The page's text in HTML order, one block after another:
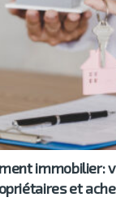
immobilier:
et